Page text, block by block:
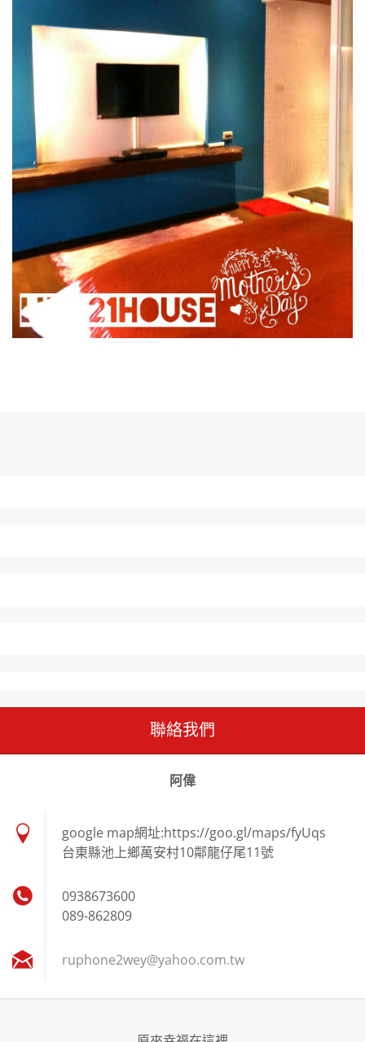
聯絡我們
阿偉
google map網址:https://goo.gl/maps/fyUqs
台東縣池上鄉萬安村10鄰龍仔尾11號
0938673600
089-862809
ruphone2wey@yahoo.com.tw